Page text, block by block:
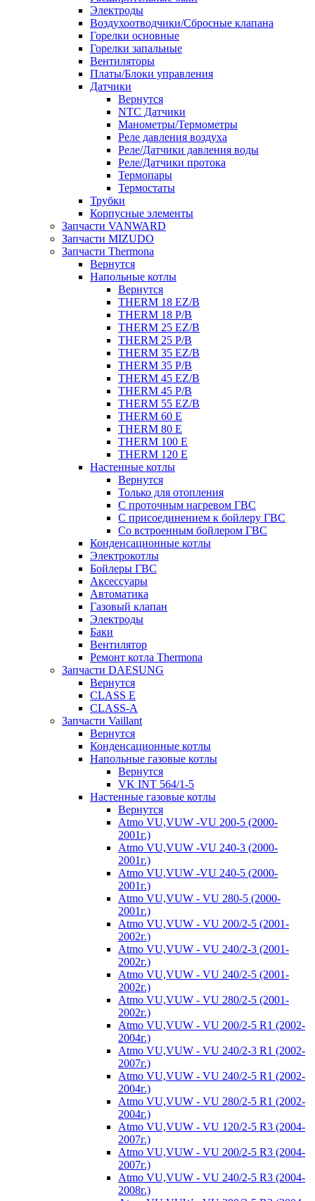
Электроды
Воздухоотводчики/Сбросные клапана
Горелки основные
Горелки запальные
Вентиляторы
Платы/Блоки управления
Датчики
Вернутся
NTC Датчики
Манометры/Термометры
Реле давления воздуха
Реле/Датчики давления воды
Реле/Датчики протока
Термопары
Термостаты
Трубки
Корпусные элементы
Запчасти VANWARD
Запчасти MIZUDO
Запчасти Thermona
Вернутся
Напольные котлы
Вернутся
THERM 18 EZ/B
THERM 18 P/B
THERM 25 EZ/B
THERM 25 P/B
THERM 35 EZ/B
THERM 35 P/B
THERM 45 EZ/B
THERM 45 P/B
THERM 55 EZ/B
THERM 60 E
THERM 80 E
THERM 100 E
THERM 120 E
Настенные котлы
Вернутся
Только для отопления
С проточным нагревом ГВС
С присоединением к бойлеру ГВС
Со встроенным бойлером ГВС
Конденсационные котлы
Электрокотлы
Бойлеры ГВС
Аксессуары
Автоматика
Газовый клапан
Электроды
Баки
Вентилятор
Ремонт котла Thermona
Запчасти DAESUNG
Вернутся
CLASS E
CLASS-A
Запчасти Vaillant
Вернутся
Конденсационные котлы
Напольные газовые котлы
Вернутся
VK INT 564/1-5
Настенные газовые котлы
Вернутся
Atmo VU,VUW -VU 200-5 (2000-
2001г.)
Atmo VU,VUW -VU 240-3 (2000-
2001г.)
Atmo VU,VUW -VU 240-5 (2000-
2001г.)
Atmo VU,VUW - VU 280-5 (2000-
2001г.)
Atmo VU,VUW - VU 200/2-5 (2001-
2002г.)
Atmo VU,VUW - VU 240/2-3 (2001-
2002г.)
Atmo VU,VUW - VU 240/2-5 (2001-
2002г.)
Atmo VU,VUW - VU 280/2-5 (2001-
2002г.)
Atmo VU,VUW - VU 200/2-5 R1 (2002-
2004г.)
Atmo VU,VUW - VU 240/2-3 R1 (2002-
2007г.)
Atmo VU,VUW - VU 240/2-5 R1 (2002-
2004г.)
Atmo VU,VUW - VU 280/2-5 R1 (2002-
2004г.)
Atmo VU,VUW - VU 120/2-5 R3 (2004-
2007г.)
Atmo VU,VUW - VU 200/2-5 R3 (2004-
2007г.)
Atmo VU,VUW - VU 240/2-5 R3 (2004-
2008г.)